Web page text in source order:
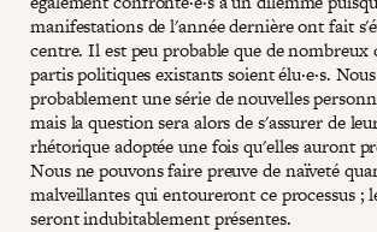
manifestations de l'année dernière ont fait
centre. Il est peu probable que de nombreux
partis politiques existants soient élu·e·s.
probablement une série de nouvelles
mais la question sera alors de s'assurer de
rhétorique adoptée une fois qu'elles auront
Nous ne pouvons faire preuve de naïveté
malveillantes qui entoureront ce processus ;
seront indubitablement présentes.